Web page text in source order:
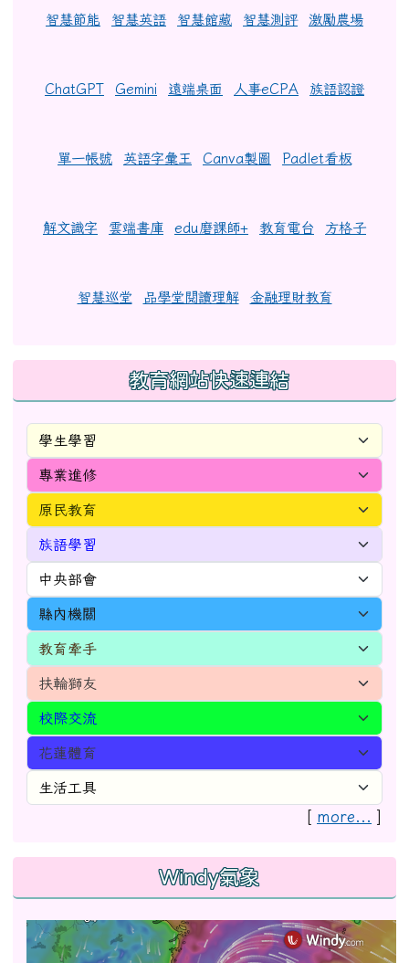
智慧節能 智慧英語 智慧館藏 智慧測評 激勵農場
ChatGPT Gemini 遠端桌面 人事eCPA 族語認證
單一帳號 英語字彙王 Canva製圖 Padlet看板
解文識字 雲端書庫 edu磨課師+ 教育電台 方格子
智慧巡堂 品學堂閱讀理解 金融理財教育
教育網站快速連結
[ more... ]
Windy氣象